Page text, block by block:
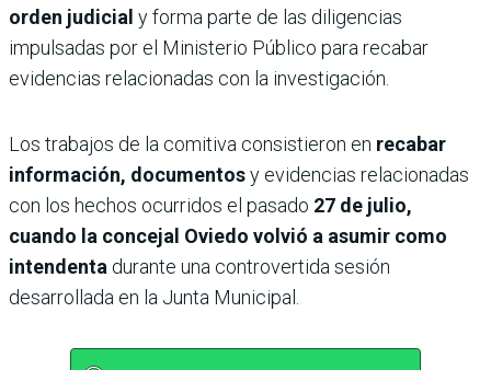
orden judicial y forma parte de las diligencias
impulsadas por el Ministerio Público para recabar
evidencias relacionadas con la investigación.
Los trabajos de la comitiva consistieron en recabar
información, documentosy evidencias relacionadas
con los hechos ocurridos el pasado 27 de julio,
cuando la concejal Oviedo volvió a asumir como
intendenta durante una controvertida sesión
desarrollada en la Junta Municipal.